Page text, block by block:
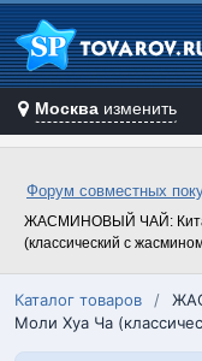
Москва изменить
Форум совместных
ЖАСМИНОВЫЙ ЧАЙ:
(классический с
Каталог товаров /
Моли Хуа Ча